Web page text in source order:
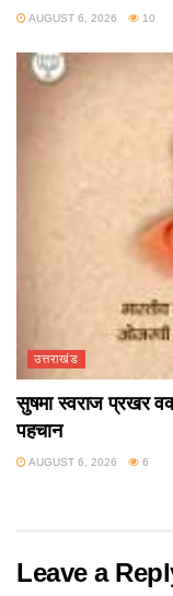
AUGUST 6, 2026 10
उत्तराखंड
सुषमा स्वराज प्रखर
पहचान
AUGUST 6, 2026 6
Leave a